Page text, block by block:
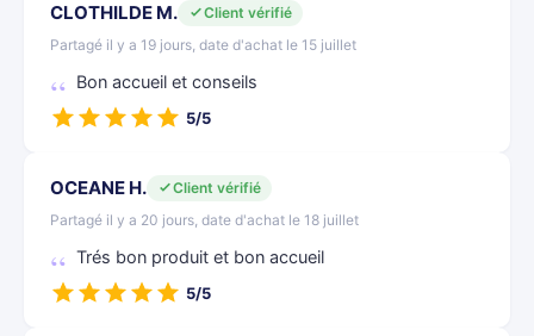
CLOTHILDE M.
Client vérifié
Partagé il y a 19 jours, date d'achat le 15 juillet
Bon accueil et conseils
5/5
OCEANE H.
Client vérifié
Partagé il y a 20 jours, date d'achat le 18 juillet
Trés bon produit et bon accueil
5/5